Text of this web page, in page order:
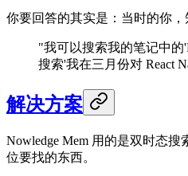
你要回答的其实是：当时的你，
"我可以搜索我的笔记中的
搜索'我在三月份对 React
解决方案
Nowledge Mem 用的是双时态
位要找的东西。